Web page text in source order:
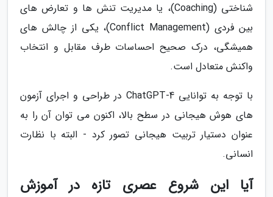
شناختی (Coaching)، یا مدیریت تنش ها و تعارض های
بین فردی (Conflict Management)، یکی از چالش های
همیشگی، درک صحیح احساسات طرف مقابل و انتخاب
واکنش متعادل است.
با توجه به توانایی ChatGPT-4 در طراحی و اجرای آزمون
های هوش هیجانی در سطح بالا، اکنون می توان آن را به
عنوان دستیار تربیت هیجانی تصور کرد - البته با نظارت
انسانی.
آیا این شروع عصری تازه در آموزش